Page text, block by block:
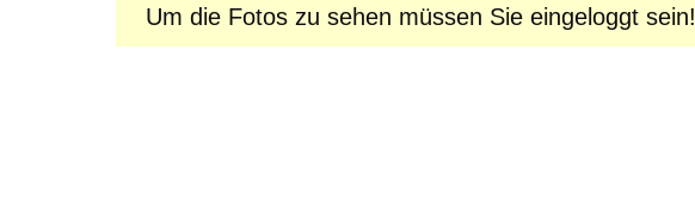
Um die Fotos zu sehen müssen Sie eingeloggt sein!